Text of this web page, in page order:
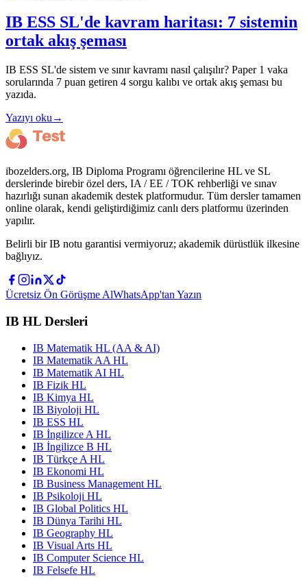
IB ESS SL'de kavram haritası: 7 sistemin
ortak akış şeması
IB ESS SL'de sistem ve sınır kavramı nasıl çalışılır? Paper 1 vaka
sorularında 7 puan getiren 4 sorgu kalıbı ve ortak akış şeması bu
yazıda.
Yazıyı oku →
ibozelders.org, IB Diploma Programı öğrencilerine HL ve SL
derslerinde birebir özel ders, IA / EE / TOK rehberliği ve sınav
hazırlığı sunan akademik destek platformudur. Tüm dersler tamamen
online olarak, kendi geliştirdiğimiz canlı ders platformu üzerinden
yapılır.
Belirli bir IB notu garantisi vermiyoruz; akademik dürüstlük ilkesine
bağlıyız.
Ücretsiz Ön Görüşme AlWhatsApp'tan Yazın
IB HL Dersleri
IB Matematik HL (AA & AI)
IB Matematik AA HL
IB Matematik AI HL
IB Fizik HL
IB Kimya HL
IB Biyoloji HL
IB ESS HL
IB İngilizce A HL
IB İngilizce B HL
IB Türkçe A HL
IB Ekonomi HL
IB Business Management HL
IB Psikoloji HL
IB Global Politics HL
IB Dünya Tarihi HL
IB Geography HL
IB Visual Arts HL
IB Computer Science HL
IB Felsefe HL